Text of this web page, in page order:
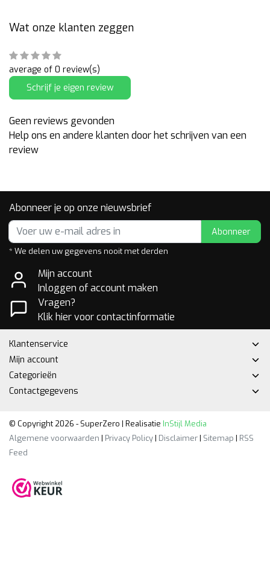
Wat onze klanten zeggen
average of 0 review(s)
Schrijf je eigen review
Geen reviews gevonden
Help ons en andere klanten door het schrijven van een
review
Abonneer je op onze nieuwsbrief
Abonneer
* We delen uw gegevens nooit met derden
Mijn account
Inloggen of account maken
Vragen?
Klik hier voor contactinformatie
Klantenservice
Mijn account
Categorieën
Contactgegevens
© Copyright 2026 - SuperZero | Realisatie InStijl Media
Algemene voorwaarden | Privacy Policy| Disclaimer| Sitemap | RSS
Feed